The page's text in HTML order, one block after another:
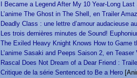
I Became a Legend After My 10 Year-Long
L’anime The Ghost in The Shell, en Trailer
Deadly Class : une lettre d’amour audacieuse
Les trois dernières minutes de Sound!
The Exiled Heavy Knight Knows How to Game
L’anime Sasaki and Peeps Saison 2, en Teaser
Rascal Does Not Dream of a Dear Friend :
Critique de la série Sentenced to Be a Hero